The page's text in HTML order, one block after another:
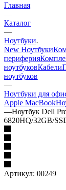
Главная
—
Каталог
—
Ноутбуки
New Ноутбуки
периферия
ноутбуковКабели
ноутбуков
—
Ноутбуки для
Apple MacBook
—Ноутбук Dell
6820HQ/32GB/
Артикул: 00249